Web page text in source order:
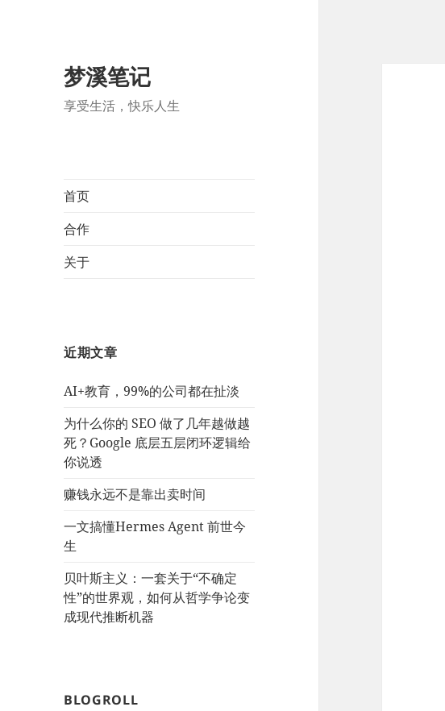
梦溪笔记
享受生活，快乐人生
首页
合作
关于
近期文章
AI+教育，99%的公司都在扯淡
为什么你的 SEO 做了几年越做越
死？Google 底层五层闭环逻辑给
你说透
赚钱永远不是靠出卖时间
一文搞懂Hermes Agent 前世今
生
贝叶斯主义：一套关于“不确定
性”的世界观，如何从哲学争论变
成现代推断机器
BLOGROLL